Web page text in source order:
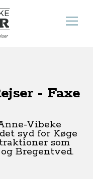
Åbn
- Faxe
Vibeke
syd for Køge
som
Bregentved.